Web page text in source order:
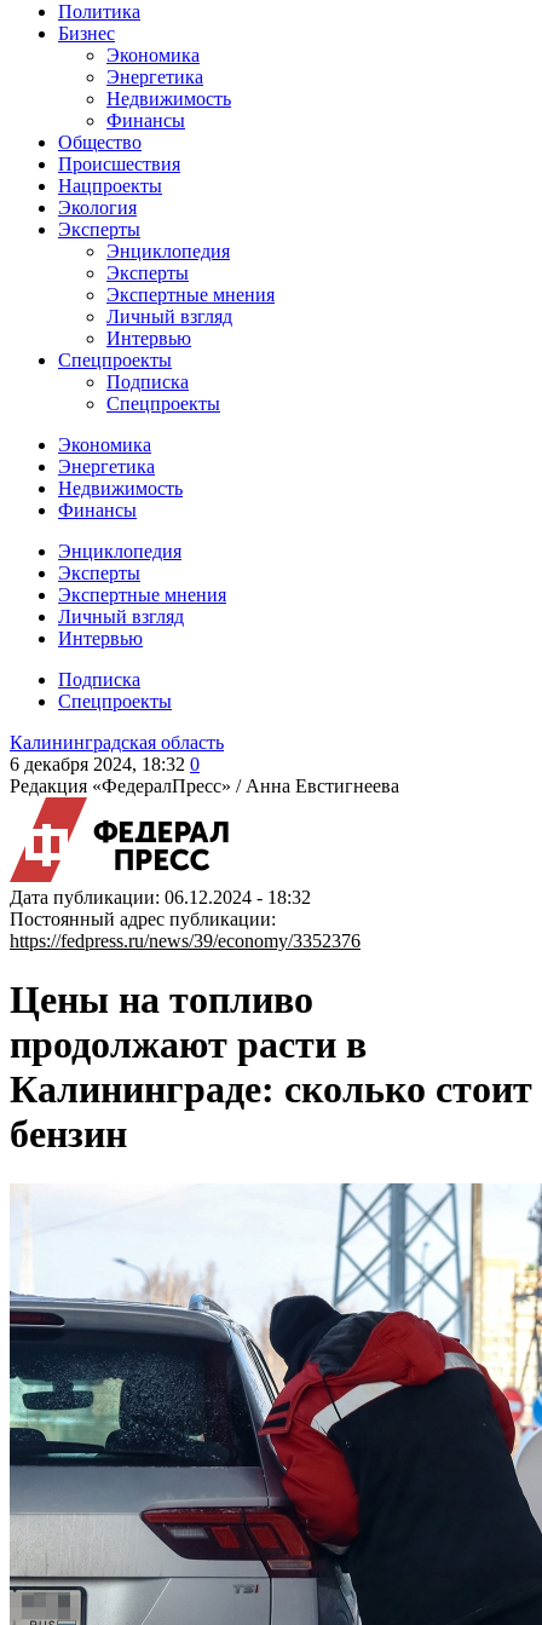
Политика
Бизнес
Экономика
Энергетика
Недвижимость
Финансы
Общество
Происшествия
Нацпроекты
Экология
Эксперты
Энциклопедия
Эксперты
Экспертные мнения
Личный взгляд
Интервью
Спецпроекты
Подписка
Спецпроекты
Экономика
Энергетика
Недвижимость
Финансы
Энциклопедия
Эксперты
Экспертные мнения
Личный взгляд
Интервью
Подписка
Спецпроекты
Калининградская область
6 декабря 2024, 18:32 0
Редакция «ФедералПресс» / Анна Евстигнеева
Дата публикации: 06.12.2024 - 18:32
Постоянный адрес публикации:
https://fedpress.ru/news/39/economy/3352376
Цены на топливо
продолжают расти в
Калининграде: сколько стоит
бензин